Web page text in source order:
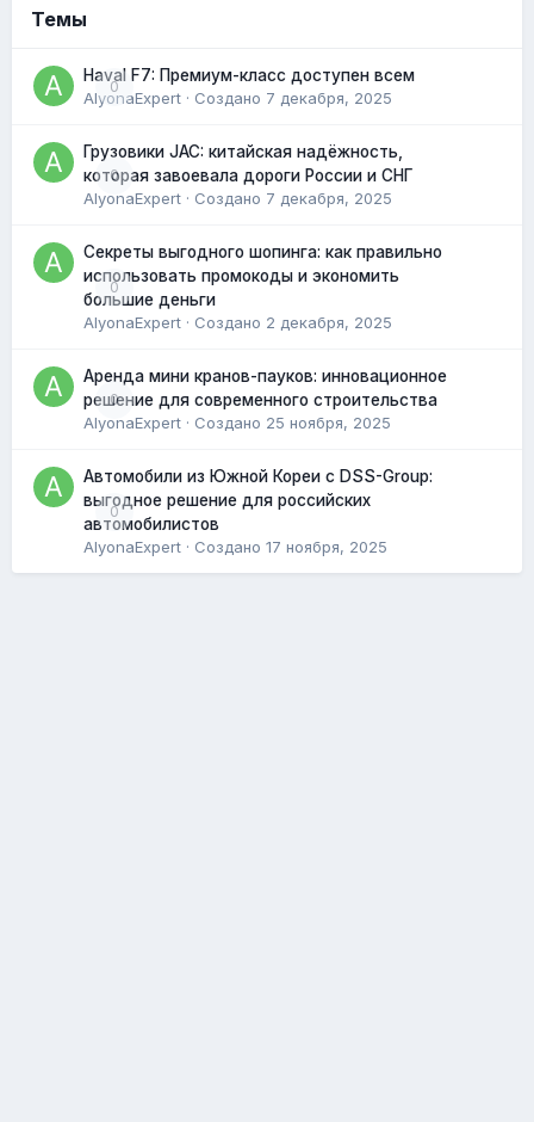
Темы
0
Haval F7: Премиум-класс доступен всем
AlyonaExpert · Создано 7 декабря, 2025
0
Грузовики JAC: китайская надёжность,
которая завоевала дороги России и СНГ
AlyonaExpert · Создано 7 декабря, 2025
0
Секреты выгодного шопинга: как правильно
использовать промокоды и экономить
большие деньги
AlyonaExpert · Создано 2 декабря, 2025
0
Аренда мини кранов-пауков: инновационное
решение для современного строительства
AlyonaExpert · Создано 25 ноября, 2025
0
Автомобили из Южной Кореи с DSS-Group:
выгодное решение для российских
автомобилистов
AlyonaExpert · Создано 17 ноября, 2025